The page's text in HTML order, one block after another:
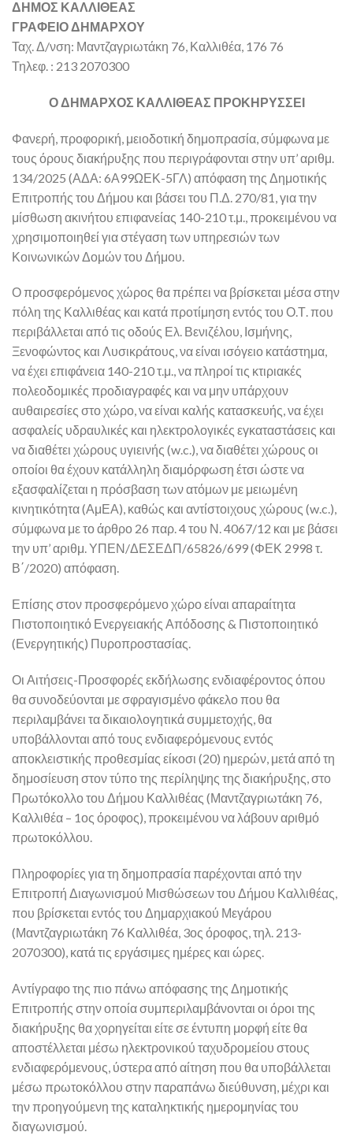
ΔΗΜΟΣ ΚΑΛΛΙΘΕΑΣ
ΓΡΑΦΕΙΟ ΔΗΜΑΡΧΟΥ
Ταχ. Δ/νση: Μαντζαγριωτάκη 76, Καλλιθέα, 176 76
Τηλεφ. : 213 2070300
Ο ΔΗΜΑΡΧΟΣ ΚΑΛΛΙΘΕΑΣ ΠΡΟΚΗΡΥΣΣΕΙ
Φανερή, προφορική, μειοδοτική δημοπρασία, σύμφωνα με
τους όρους διακήρυξης που περιγράφονται στην υπ’ αριθμ.
134/2025 (ΑΔΑ: 6Α99ΩΕΚ-5ΓΛ) απόφαση της Δημοτικής
Επιτροπής του Δήμου και βάσει του Π.Δ. 270/81, για την
μίσθωση ακινήτου επιφανείας 140-210 τ.μ., προκειμένου να
χρησιμοποιηθεί για στέγαση των υπηρεσιών των
Κοινωνικών Δομών του Δήμου.
Ο προσφερόμενος χώρος θα πρέπει να βρίσκεται μέσα στην
πόλη της Καλλιθέας και κατά προτίμηση εντός του Ο.Τ. που
περιβάλλεται από τις οδούς Ελ. Βενιζέλου, Ισμήνης,
Ξενοφώντος και Λυσικράτους, να είναι ισόγειο κατάστημα,
να έχει επιφάνεια 140-210 τ.μ., να πληροί τις κτιριακές
πολεοδομικές προδιαγραφές και να μην υπάρχουν
αυθαιρεσίες στο χώρο, να είναι καλής κατασκευής, να έχει
ασφαλείς υδραυλικές και ηλεκτρολογικές εγκαταστάσεις και
να διαθέτει χώρους υγιεινής (w.c.), να διαθέτει χώρους οι
οποίοι θα έχουν κατάλληλη διαμόρφωση έτσι ώστε να
εξασφαλίζεται η πρόσβαση των ατόμων με μειωμένη
κινητικότητα (ΑμΕΑ), καθώς και αντίστοιχους χώρους (w.c.),
σύμφωνα με το άρθρο 26 παρ. 4 του Ν. 4067/12 και με βάσει
την υπ’ αριθμ. ΥΠΕΝ/ΔΕΣΕΔΠ/65826/699 (ΦΕΚ 2998 τ.
Β΄/2020) απόφαση.
Επίσης στον προσφερόμενο χώρο είναι απαραίτητα
Πιστοποιητικό Ενεργειακής Απόδοσης & Πιστοποιητικό
(Ενεργητικής) Πυροπροστασίας.
Οι Αιτήσεις-Προσφορές εκδήλωσης ενδιαφέροντος όπου
θα συνοδεύονται με σφραγισμένο φάκελο που θα
περιλαμβάνει τα δικαιολογητικά συμμετοχής, θα
υποβάλλονται από τους ενδιαφερόμενους εντός
αποκλειστικής προθεσμίας είκοσι (20) ημερών, μετά από τη
δημοσίευση στον τύπο της περίληψης της διακήρυξης, στο
Πρωτόκολλο του Δήμου Καλλιθέας (Μαντζαγριωτάκη 76,
Καλλιθέα – 1ος όροφος), προκειμένου να λάβουν αριθμό
πρωτοκόλλου.
Πληροφορίες για τη δημοπρασία παρέχονται από την
Επιτροπή Διαγωνισμού Μισθώσεων του Δήμου Καλλιθέας,
που βρίσκεται εντός του Δημαρχιακού Μεγάρου
(Μαντζαγριωτάκη 76 Καλλιθέα, 3ος όροφος, τηλ. 213-
2070300), κατά τις εργάσιμες ημέρες και ώρες.
Αντίγραφο της πιο πάνω απόφασης της Δημοτικής
Επιτροπής στην οποία συμπεριλαμβάνονται οι όροι της
διακήρυξης θα χορηγείται είτε σε έντυπη μορφή είτε θα
αποστέλλεται μέσω ηλεκτρονικού ταχυδρομείου στους
ενδιαφερόμενους, ύστερα από αίτηση που θα υποβάλλεται
μέσω πρωτοκόλλου στην παραπάνω διεύθυνση, μέχρι και
την προηγούμενη της καταληκτικής ημερομηνίας του
διαγωνισμού.